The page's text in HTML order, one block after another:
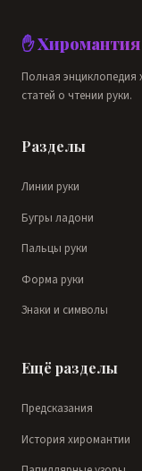
✋ Хиромантия
Полная энциклопедия
статей о чтении руки.
Разделы
Линии руки
Бугры ладони
Пальцы руки
Форма руки
Знаки и символы
Ещё разделы
Предсказания
История хиромантии